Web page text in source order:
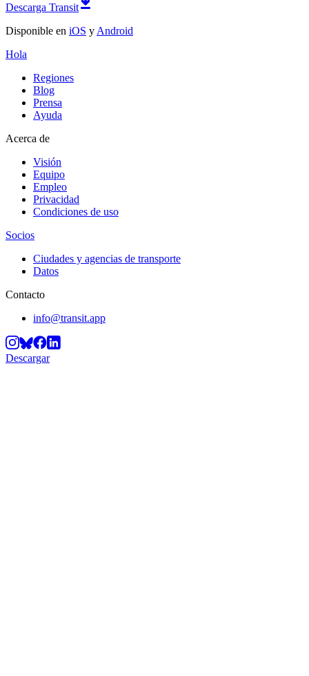
Descarga Transit
Disponible en iOS y Android
Hola
Regiones
Blog
Prensa
Ayuda
Acerca de
Visión
Equipo
Empleo
Privacidad
Condiciones de uso
Socios
Ciudades y agencias de transporte
Datos
Contacto
info@transit.app
Descargar